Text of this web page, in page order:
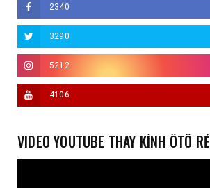
2340
3290
5212
4106
VIDEO YOUTUBE THAY KÍNH ÔTÔ RẺ